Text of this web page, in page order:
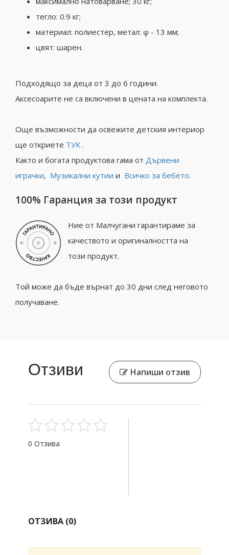
тегло: 0.9 кг;
материал: полиестер, метал: φ - 13 мм;
цвят: шарен.
Подходящо за деца от 3 до 6 години.
Аксесоарите не са включени в цената на комплекта.
Още възможности да освежите детския интериор
ще откриете ТУК.
Както и богата продуктова гама от Дървени
играчки, Музикални кутии и Всичко за бебето.
100% Гаранция за този продукт
Ние от Малчугани гарантираме за
качеството и оригиналността на
този продукт.
Той може да бъде върнат до 30 дни след неговото
получаване.
Отзиви Напиши отзив
0 Отзива
ОТЗИВА (0)